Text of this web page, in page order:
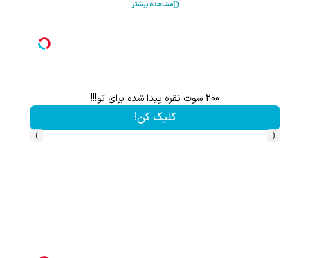
مشاهده بیشتر
مو با یک روش آلمانی! هم سرمایه گذاری میکنی هم نقره هدیه
‹
›